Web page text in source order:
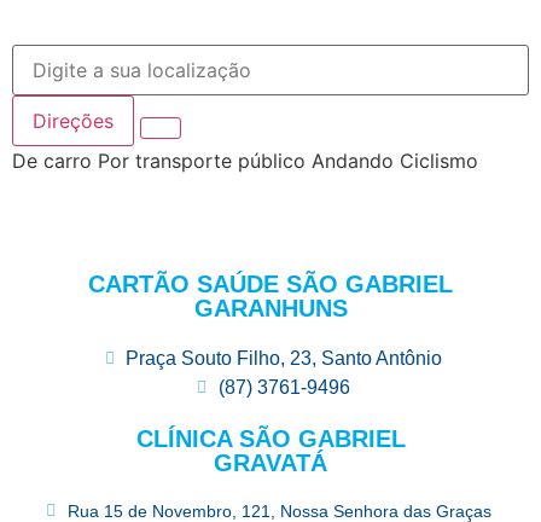
Direções
De carro Por transporte público Andando Ciclismo
CARTÃO SAÚDE SÃO GABRIEL
GARANHUNS
Praça Souto Filho, 23, Santo Antônio
(87) 3761-9496
CLÍNICA SÃO GABRIEL
GRAVATÁ
Rua 15 de Novembro, 121, Nossa Senhora das Graças